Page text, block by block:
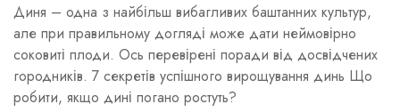
Диня – одна з найбільш вибагливих баштанних культур,
але при правильному догляді може дати неймовірно
соковиті плоди. Ось перевірені поради від досвідчених
городників. 7 секретів успішного вирощування динь Що
робити, якщо дині погано ростуть?